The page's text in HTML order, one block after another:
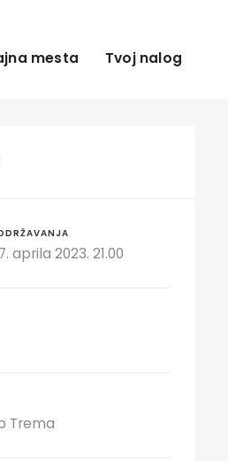
mesta Tvoj nalog
aprila 2023. 21.00
Trema